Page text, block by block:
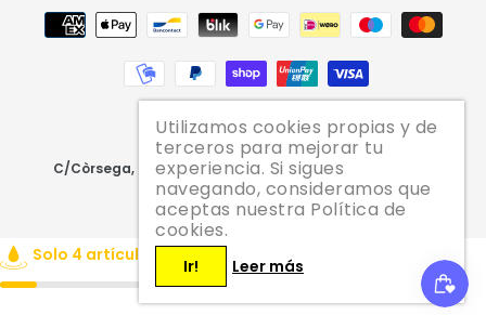
Métodos
de
pago
© 2026, JAZZ PELU
C/Còrsega, 217 | Tel. 935 27 44 88 | info@jazzpelu.com
Utiliza
las
Utilizamos cookies propias y de
terceros para mejorar tu
experiencia. Si sigues
navegando, consideramos que
aceptas nuestra Política de
cookies.
Ir! Leer más
Solo 4 artículos en stock!